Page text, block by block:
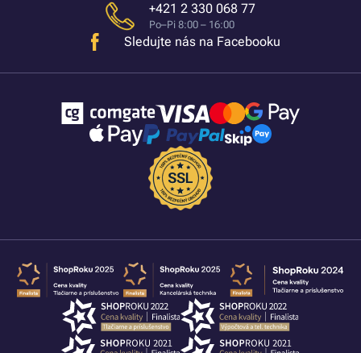
+421 2 330 068 77
Po–Pi 8:00 – 16:00
Sledujte nás na Facebooku